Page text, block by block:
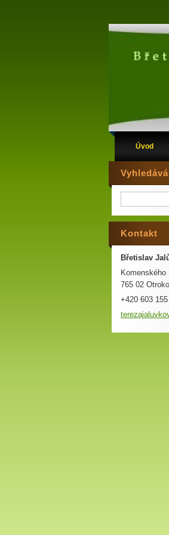
Úvod
Kontakt
Břetislav
Komenského
765 02
+420 603
terezaja